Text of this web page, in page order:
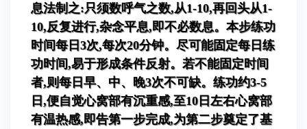
息法制之:只须数呼气之数,从1-10,再回头从1-
10,反复进行,杂念平息,即不必数息。本步练功
时间每日3次,每次20分钟。尽可能固定每日练
功时间,易于形成条件反射。若不能固定时间
者,则每日早、中、晚3次不可缺。练功约3-5
日,便自觉心窝部有沉重感,至10日左右心窝部
有温热感,即告第一步完成,为第二步奠定了基